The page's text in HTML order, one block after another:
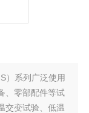
）系列广泛使用
、零部配件等试
交变试验、低温